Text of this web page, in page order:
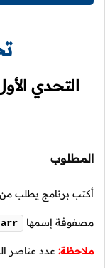
التحدي
المطلوب
أكتب برنامج يطلب
مصفوفة إسمها arr
ملاحظة: عدد عناصر